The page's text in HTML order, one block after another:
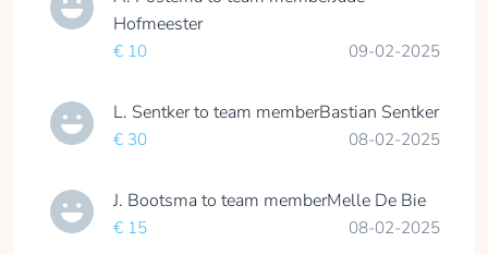
Hofmeester
€ 10 09-02-2025
L. Sentkerto team memberBastian Sentker
€ 30 08-02-2025
J. Bootsma to team memberMelle De Bie
€ 15 08-02-2025
collected
Donate